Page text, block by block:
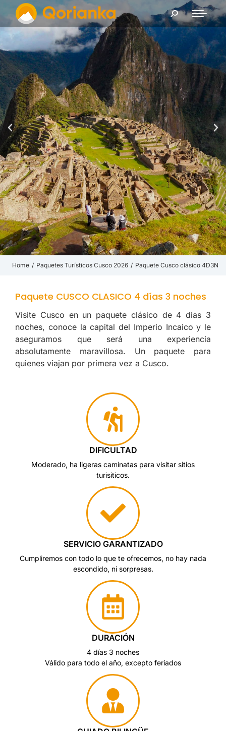
You are here:
Home Paquetes Turísticos Cusco 2026 Paquete Cusco clásico 4D3N
Paquete CUSCO CLASICO 4 días 3 noches
Visite Cusco en un paquete clásico de 4 dias 3
noches, conoce la capital del Imperio Incaico y le
aseguramos que será una experiencia
absolutamente maravillosa. Un paquete para
quienes viajan por primera vez a Cusco.
DIFICULTAD
Moderado, ha ligeras caminatas para visitar sitios
turisiticos.
SERVICIO GARANTIZADO
Cumpliremos con todo lo que te ofrecemos, no hay nada
escondido, ni sorpresas.
DURACIÓN
4 días 3 noches
Válido para todo el año, excepto feriados